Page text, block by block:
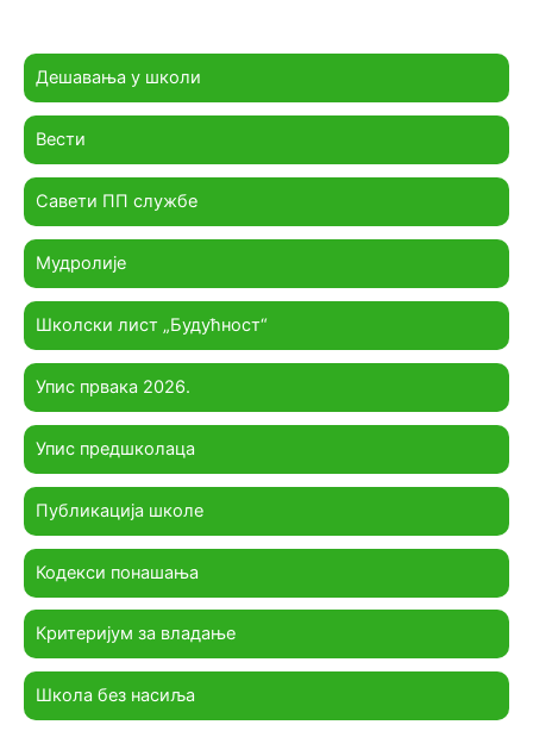
Дешавања у школи
Вести
Савети ПП службе
Мудролије
Школски лист „Будућност“
Упис првака 2026.
Упис предшколаца
Публикација школе
Кодекси понашања
Критеријум за владање
Школа без насиља